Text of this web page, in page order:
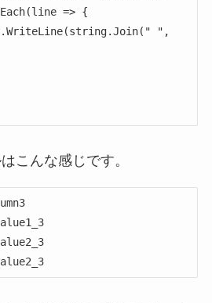
こんな感じです。